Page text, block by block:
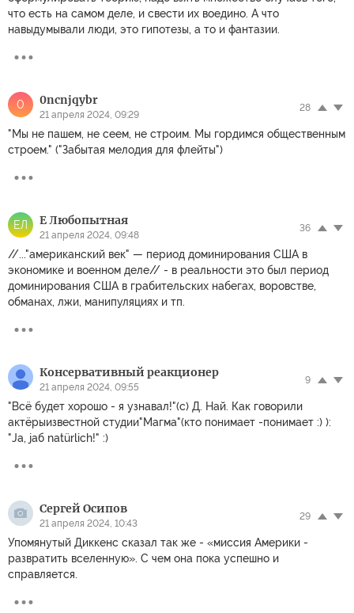
что есть на самом деле, и свести их воедино. А что
навыдумывали люди, это гипотезы, а то и фантазии.
0 0ncnjqybr
21 апреля 2024, 09:29
28
"Мы не пашем, не сеем, не строим. Мы гордимся общественным
строем." ("Забытая мелодия для флейты")
ЕЛ Е Любопытная
21 апреля 2024, 09:48
36
//..."американский век" — период доминирования США в
экономике и военном деле// - в реальности это был период
доминирования США в грабительских набегах, воровстве,
обманах, лжи, манипуляциях и тп.
Консервативный реакционер
21 апреля 2024, 09:55
9
"Всё будет хорошо - я узнавал!"(с) Д. Най. Как говорили
актёрыизвестной студии"Магма"(кто понимает -понимает :) ):
"Ja, jaб natürlich!" :)
Сергей Осипов
21 апреля 2024, 10:43
29
Упомянутый Диккенс сказал так же - «миссия Америки -
развратить вселенную». С чем она пока успешно и
справляется.